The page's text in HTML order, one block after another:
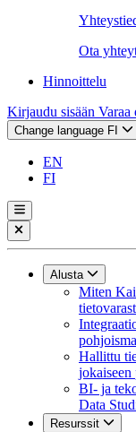
Ota
Hinnoittelu
Kirjaudu sisään Varaa
Change language FI
EN
FI
Alusta
Miten
Hallittu
jokaiseen
BI- ja
Data
Resurssit